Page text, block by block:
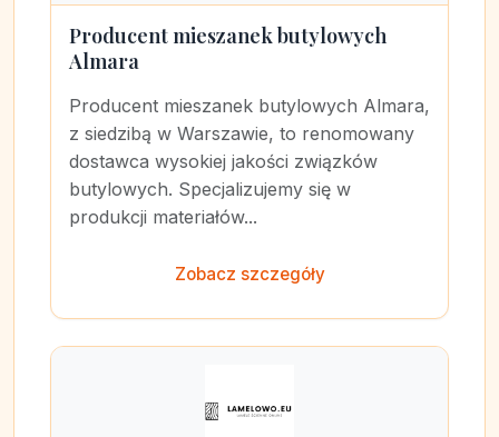
Producent mieszanek butylowych
Almara
Producent mieszanek butylowych Almara,
z siedzibą w Warszawie, to renomowany
dostawca wysokiej jakości związków
butylowych. Specjalizujemy się w
produkcji materiałów...
Zobacz szczegóły